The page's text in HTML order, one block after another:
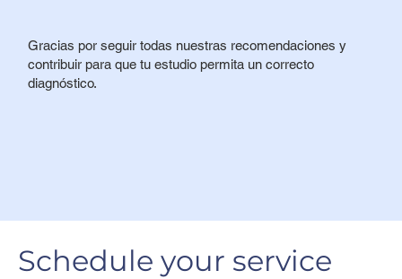
Gracias por seguir todas nuestras recomendaciones y
contribuir para que tu estudio permita un correcto
diagnóstico.
Schedule your service